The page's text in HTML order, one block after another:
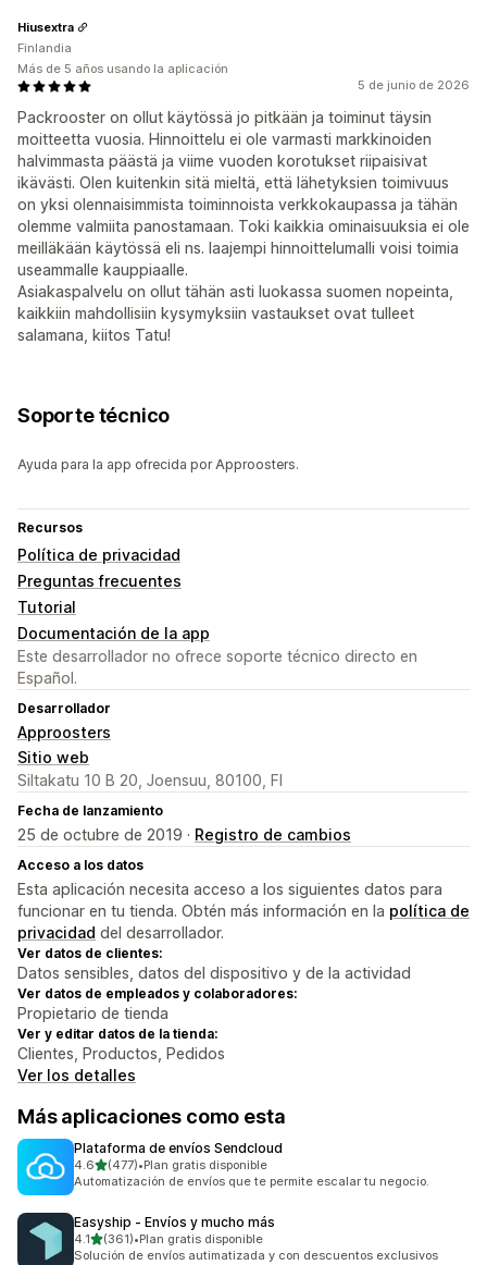
5 de junio de 2026
Packrooster on ollut käytössä jo pitkään ja toiminut täysin
moitteetta vuosia. Hinnoittelu ei ole varmasti markkinoiden
halvimmasta päästä ja viime vuoden korotukset riipaisivat
ikävästi. Olen kuitenkin sitä mieltä, että lähetyksien toimivuus
on yksi olennaisimmista toiminnoista verkkokaupassa ja tähän
olemme valmiita panostamaan. Toki kaikkia ominaisuuksia ei ole
meilläkään käytössä eli ns. laajempi hinnoittelumalli voisi toimia
useammalle kauppiaalle.
Asiakaspalvelu on ollut tähän asti luokassa suomen nopeinta,
kaikkiin mahdollisiin kysymyksiin vastaukset ovat tulleet
salamana, kiitos Tatu!
Hiusextra
Finlandia
Más de 5 años usando la aplicación
Soporte técnico
Ayuda para la app ofrecida por Approosters.
Recursos
Política de privacidad
Preguntas frecuentes
Tutorial
Documentación de la app
Este desarrollador no ofrece soporte técnico directo en
Español.
Desarrollador
Approosters
Sitio web
Siltakatu 10 B 20, Joensuu, 80100, FI
Fecha de lanzamiento
25 de octubre de 2019 · Registro de cambios
Acceso a los datos
Esta aplicación necesita acceso a los siguientes datos para
funcionar en tu tienda. Obtén más información en la política de
privacidad del desarrollador.
Ver datos de clientes:
Datos sensibles, datos del dispositivo y de la actividad
Ver datos de empleados y colaboradores:
Propietario de tienda
Ver y editar datos de la tienda:
Clientes, Productos, Pedidos
Ver los detalles
Más aplicaciones como esta
Plataforma de envíos Sendcloud
4.6de 5 estrellas
(477)
477 reseñas en total
•Plan gratis disponible
Automatización de envíos que te permite escalar tu negocio.
Easyship ‑ Envíos y mucho más
4.1de 5 estrellas
(361)
361 reseñas en total
•Plan gratis disponible
Solución de envíos autimatizada y con descuentos exclusivos